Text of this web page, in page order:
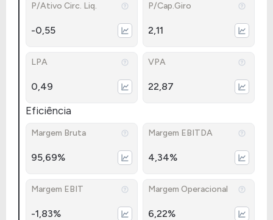
P/Ativo Circ. Liq.
-0,55
P/Cap.Giro
2,11
LPA
0,49
VPA
22,87
Eficiência
Margem Bruta
95,69%
Margem EBITDA
4,34%
Margem EBIT
-1,83%
Margem Operacional
6,22%